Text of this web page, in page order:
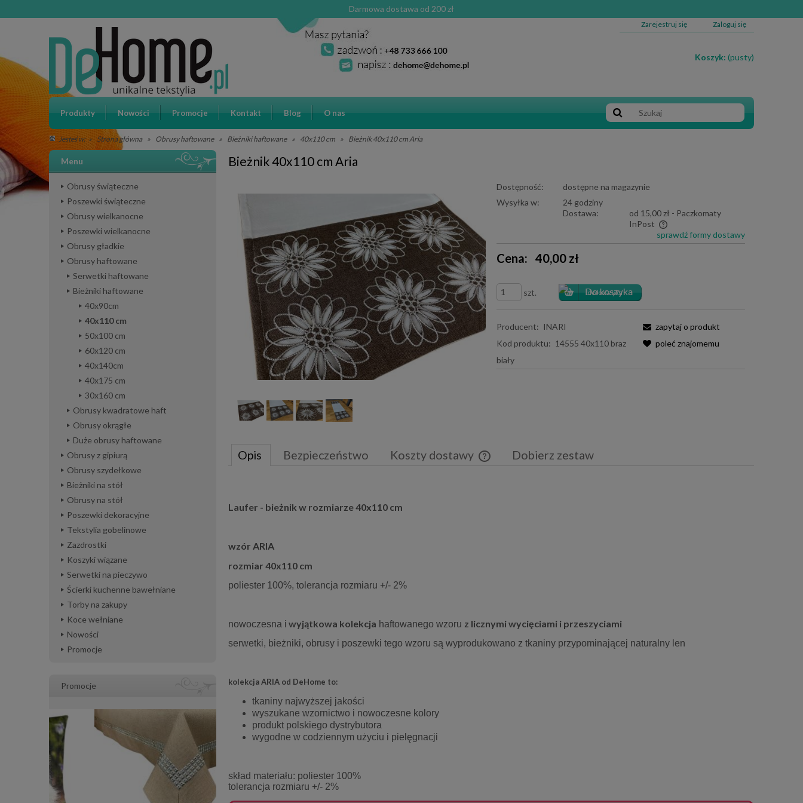
Darmowa dostawa od 200 zł
Zarejestruj się Zaloguj się
Koszyk: (pusty)
Produkty Nowości Promocje Kontakt Blog O nas
Jesteś w: » Strona główna » Obrusy haftowane » Bieżniki haftowane » 40x110 cm » Bieżnik 40x110 cm Aria
Menu
Obrusy świąteczne
Poszewki świąteczne
Obrusy wielkanocne
Poszewki wielkanocne
Obrusy gładkie
Obrusy haftowane
Serwetki haftowane
Bieżniki haftowane
40x90cm
40x110 cm
50x100 cm
60x120 cm
40x140cm
40x175 cm
30x160 cm
Obrusy kwadratowe haft
Obrusy okrągłe
Duże obrusy haftowane
Obrusy z gipiurą
Obrusy szydełkowe
Bieżniki na stół
Obrusy na stół
Poszewki dekoracyjne
Tekstylia gobelinowe
Zazdrostki
Koszyki wiązane
Serwetki na pieczywo
Ścierki kuchenne bawełniane
Torby na zakupy
Koce wełniane
Nowości
Promocje
Promocje
Bieżnik 40x110 cm Aria
Dostępność:
dostępne na magazynie
Wysyłka w:
24 godziny
Dostawa:
od 15,00 zł - Paczkomaty
InPost
płatności
sprawdź formy dostawy
Cena: 40,00 zł
szt.
Producent: INARI
Kod produktu: 14555 40x110 braz
biały
zapytaj o produkt
poleć znajomemu
Opis Bezpieczeństwo Koszty dostawy Dobierz zestaw
Laufer - bieżnik w rozmiarze 40x110 cm
wzór ARIA
rozmiar 40x110 cm
poliester 100%, tolerancja rozmiaru +/- 2%
nowoczesna i wyjątkowa kolekcja haftowanego wzoru z licznymi wycięciami i przeszyciami
serwetki, bieżniki, obrusy i poszewki tego wzoru są wyprodukowano z tkaniny przypominającej naturalny len
kolekcja ARIA od DeHome to:
tkaniny najwyższej jakości
wyszukane wzornictwo i nowoczesne kolory
produkt polskiego dystrybutora
wygodne w codziennym użyciu i pielęgnacji
skład materiału: poliester 100%
tolerancja rozmiaru +/- 2%